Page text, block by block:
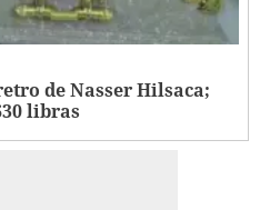
de Nasser Hilsaca;
libras